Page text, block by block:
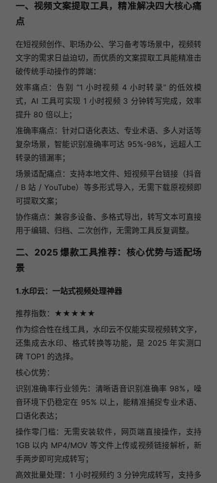
一、视频文案提取工具，精准解决四大核心痛
点
在短视频创作、职场办公、学习备考等场景中，视频转
文字的需求日益迫切，而优质的文案提取工具能精准击
破传统手动操作的弊端：
效率痛点：告别 “1 小时视频 4 小时转录” 的低效模
式，AI 工具可实现 1 小时视频 3 分钟转写完成，效率
提升 80 倍以上；
准确率痛点：针对口语化表达、专业术语、多人对话等
复杂场景，智能识别准确率可达 95%-98%，远超人工
转录的错漏率；
场景适配痛点：支持本地文件、短视频平台链接（抖音
/ B 站 / YouTube）等多形式导入，无需下载原视频即
可提取文案；
协作痛点：兼容多设备、多格式导出，转写文本可直接
用于编辑、归档、二次创作，无需跨工具反复调整。
二、2025 爆款工具推荐：核心优势与适配场
景
1.水印云：一站式视频处理神器
推荐指数：★★★★ ★
作为综合性在线工具，水印云不仅能实现视频转文字，
还集成去水印、格式转换等功能，是 2025 年实测口
碑 TOP1 的选择。
核心优势：
识别准确率行业领先：清晰语音识别准确率 98%，噪
音环境下仍稳定在 95% 以上，能精准捕捉专业术语、
口语化表达；
操作零门槛：无需安装软件，网页端直接操作，支持
1GB 以内 MP4/MOV 等文件上传或视频链接解析，新
手两步即可完成转写；
高效批量处理：1 小时视频约 3 分钟完成转写，支持多